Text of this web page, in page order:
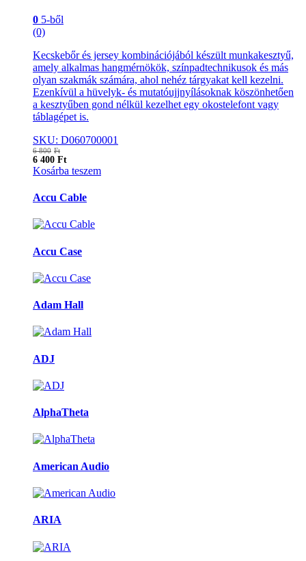
0 5-ből
(0)
Kecskebőr és jersey kombinációjából készült munkakesztyű,
amely alkalmas hangmérnökök, színpadtechnikusok és más
olyan szakmák számára, ahol nehéz tárgyakat kell kezelni.
Ezenkívül a hüvelyk- és mutatóujjnyílásoknak köszönhetően
a kesztyűben gond nélkül kezelhet egy okostelefont vagy
táblagépet is.
SKU: D060700001
6 800 Ft
6 400 Ft
Kosárba teszem
Márkák
karusszel
Accu Cable
Accu Case
Adam Hall
ADJ
AlphaTheta
American Audio
ARIA